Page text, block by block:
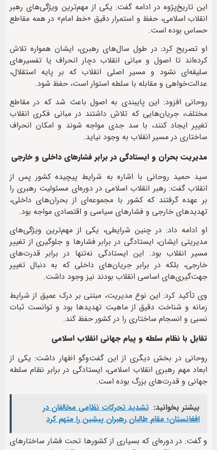
این تاریخ‌پژوه در ادامه گفت: یکی از مهم‌ترین ویژگی‌های رهبر
انقلاب اسلامی، حفظ و استمرار دقیق «خط امام» در همه مقاطع
حساس بوده است.
او تصریح کرد: در طول سال‌های رهبری، ایشان همواره تلاش
کرده‌اند تا اصول و مبانی انقلاب دچار انحراف یا تفسیرهای
سلیقه‌ای نشود و مسیر اصلی انقلاب که بر پایه استقلال،
عدالت‌خواهی و مقابله با سلطه استوار است، حفظ شود.
روحانی افزود: این پایبندی به اصول باعث شد که در مقاطع
مختلف، جریان‌هایی که تلاش داشتند در مبانی فکری انقلاب
تغییر ایجاد کنند، با سد جدی مواجه شوند و امکان انحراف
ساختاری در مسیر انقلاب به وجود نیاید.
مدیریت بحران و ایستادگی در برابر فشارهای داخلی و خارجی
سید حمید روحانی با اشاره به شرایط پیچیده کشور پس از
انقلاب گفت: رهبر انقلاب اسلامی در دوره‌ای مسئولیت رهبری را
بر عهده گرفتند که کشور با مجموعه‌ای از بحران‌های داخلی،
تهدیدهای خارجی و فشار‌های سیاسی و اقتصادی مواجه بود.
او ادامه داد: در چنین شرایطی، یکی از مهم‌ترین ویژگی‌های
مدیریتی ایشان، ایستادگی در برابر فشارها و جلوگیری از تغییر
مسیر انقلاب بود. این ایستادگی نه‌تنها در برابر قدرت‌های
خارجی، بلکه در برابر جریان‌های داخلی که به دنبال تغییر
جهت‌گیری‌های اساسی انقلاب بودند نیز وجود داشت.
وی تأکید کرد: این نوع مدیریت، مبتنی بر درک عمیق از شرایط
زمانه و شناخت دقیق از ماهیت تهدیدها بود و توانست ثبات
نسبی و انسجام ساختاری را در کشور حفظ کند.
تقابل با نظام سلطه و پیام جهانی انقلاب اسلامی
روحانی در بخش دیگری از این گفت‌وگو اظهار داشت: یکی از
ابعاد مهم رهبری انقلاب اسلامی، ایستادگی در برابر نظام سلطه
جهانی و قدرت‌های بزرگ بوده است.
بیشتر بخوانید: تشدید تحرکات نظامی مخالفان در
افغانستان؛ مقام طالبان رهبران پیشین را متهم کرد
و گفت: در دوره‌ای که بسیاری از کشورها تحت فشار ساختارهای